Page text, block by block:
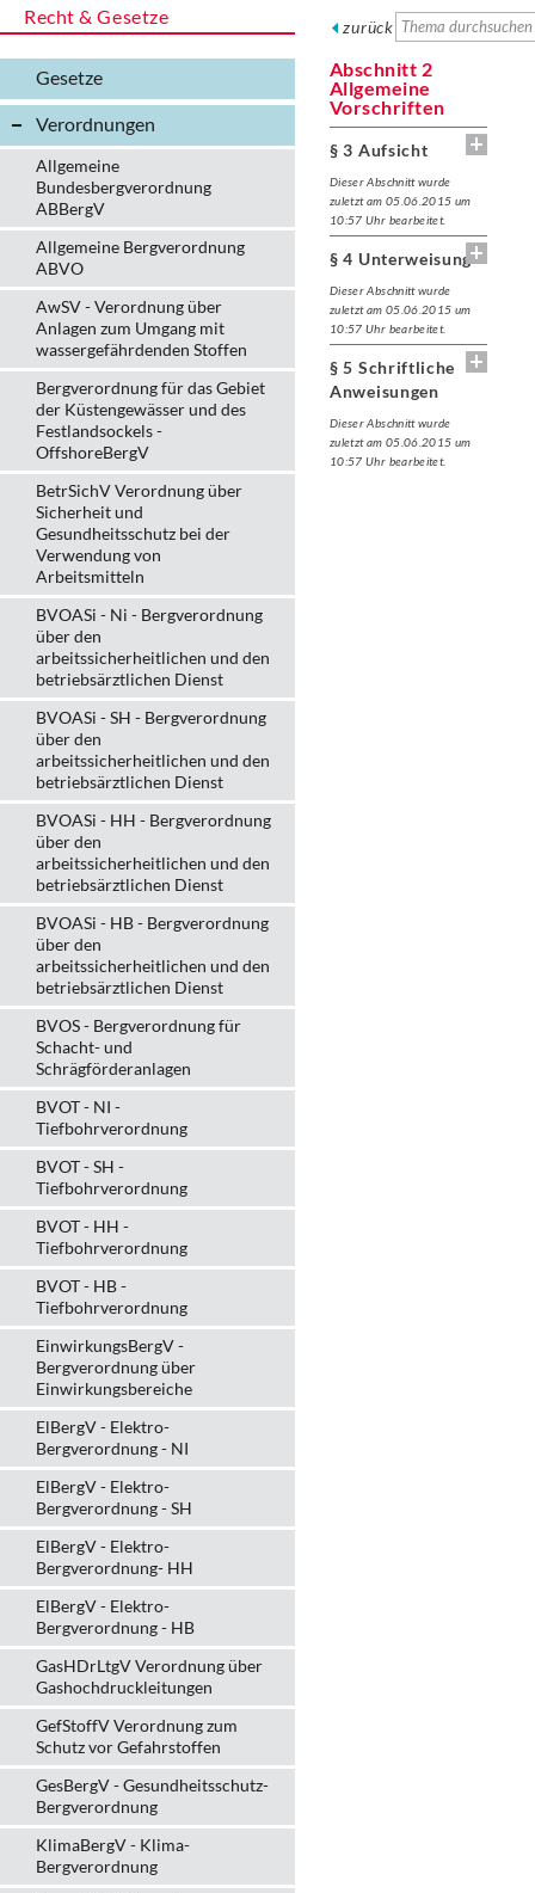
Recht & Gesetze
Gesetze
Verordnungen
Allgemeine
Bundesbergverordnung
ABBergV
Allgemeine Bergverordnung
ABVO
AwSV - Verordnung über
Anlagen zum Umgang mit
wassergefährdenden Stoffen
Bergverordnung für das Gebiet
der Küstengewässer und des
Festlandsockels -
OffshoreBergV
BetrSichV Verordnung über
Sicherheit und
Gesundheitsschutz bei der
Verwendung von
Arbeitsmitteln
BVOASi - Ni - Bergverordnung
über den
arbeitssicherheitlichen und den
betriebsärztlichen Dienst
BVOASi - SH - Bergverordnung
über den
arbeitssicherheitlichen und den
betriebsärztlichen Dienst
BVOASi - HH - Bergverordnung
über den
arbeitssicherheitlichen und den
betriebsärztlichen Dienst
BVOASi - HB - Bergverordnung
über den
arbeitssicherheitlichen und den
betriebsärztlichen Dienst
BVOS - Bergverordnung für
Schacht- und
Schrägförderanlagen
BVOT - NI -
Tiefbohrverordnung
BVOT - SH -
Tiefbohrverordnung
BVOT - HH -
Tiefbohrverordnung
BVOT - HB -
Tiefbohrverordnung
EinwirkungsBergV -
Bergverordnung über
Einwirkungsbereiche
ElBergV - Elektro-
Bergverordnung - NI
ElBergV - Elektro-
Bergverordnung - SH
ElBergV - Elektro-
Bergverordnung- HH
ElBergV - Elektro-
Bergverordnung - HB
GasHDrLtgV Verordnung über
Gashochdruckleitungen
GefStoffV Verordnung zum
Schutz vor Gefahrstoffen
GesBergV - Gesundheitsschutz-
Bergverordnung
KlimaBergV - Klima-
Bergverordnung
zurück
Abschnitt 2
Allgemeine
Vorschriften
§ 3 Aufsicht
Dieser Abschnitt wurde
zuletzt am 05.06.2015 um
10:57 Uhr bearbeitet.
§ 4 Unterweisung
Dieser Abschnitt wurde
zuletzt am 05.06.2015 um
10:57 Uhr bearbeitet.
§ 5 Schriftliche
Anweisungen
Dieser Abschnitt wurde
zuletzt am 05.06.2015 um
10:57 Uhr bearbeitet.